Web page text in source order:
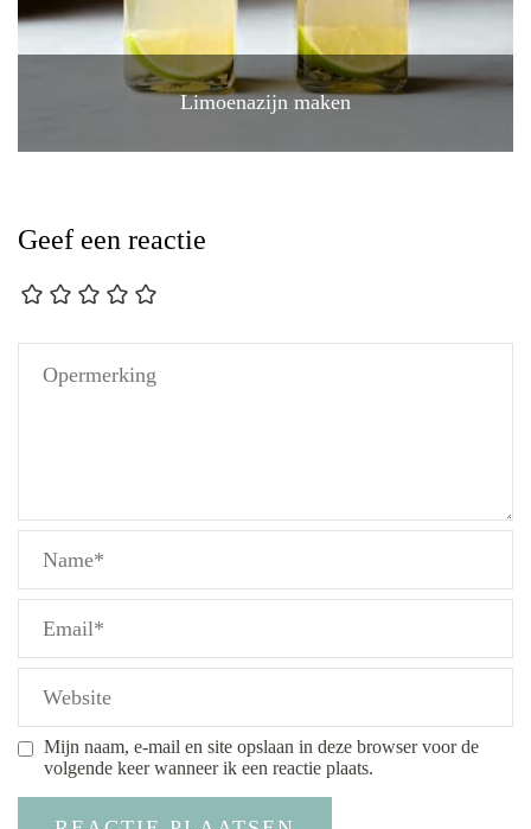
Limoenazijn maken
Geef een reactie
Mijn naam, e-mail en site opslaan in deze browser voor de
volgende keer wanneer ik een reactie plaats.